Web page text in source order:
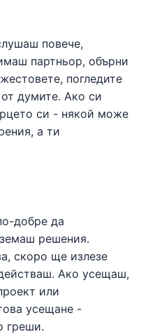
повече,
партньор, обърни
погледите
думите. Ако си
си - някой може
а ти
добре да
решения.
скоро ще излезе
Ако усещаш,
или
усещане -
греши.